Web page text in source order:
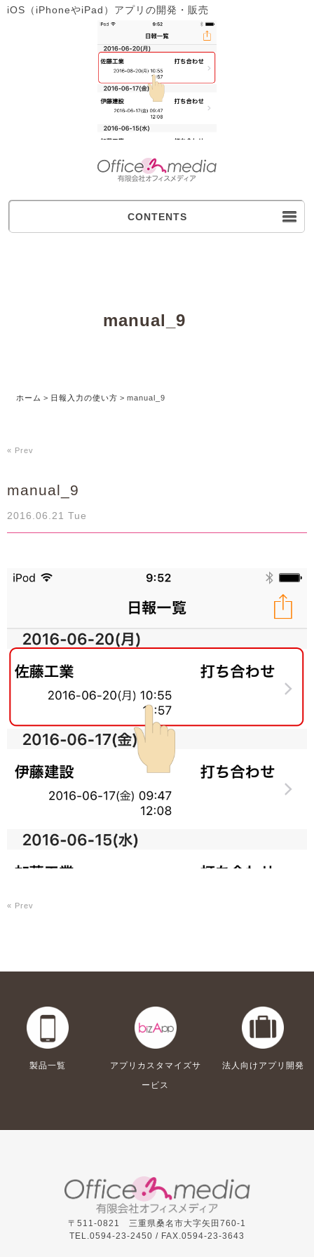
iOS（iPhoneやiPad）アプリの開発・販売
CONTENTS
manual_9
ホーム > 日報入力の使い方 > manual_9
« Prev
manual_9
2016.06.21 Tue
« Prev
製品一覧
アプリカスタマイズサ
ービス
法人向けアプリ開発
〒511-0821 三重県桑名市大字矢田760-1
TEL.0594-23-2450 / FAX.0594-23-3643